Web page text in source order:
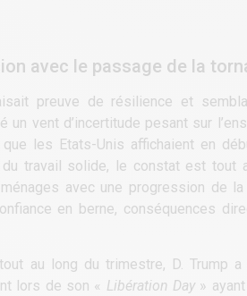
avec le passage de la
preuve de résilience et
un vent d’incertitude pesant sur
les Etats-Unis affichaient en
travail solide, le constat est tout
avec une progression de
en berne, conséquences
au long du trimestre, D. Trump
lors de son « Libération Day» ayant